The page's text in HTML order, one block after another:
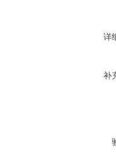
详
补